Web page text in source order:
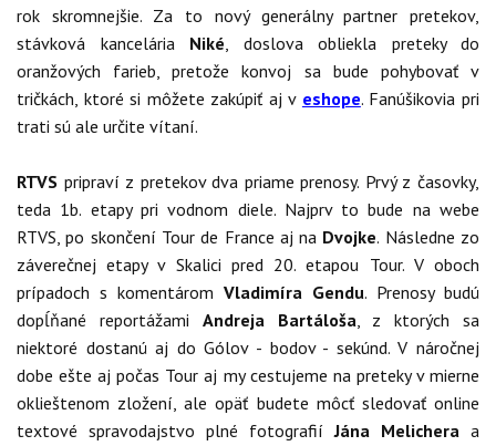
rok skromnejšie. Za to nový generálny partner pretekov,
stávková kancelária Niké, doslova obliekla preteky do
oranžových farieb, pretože konvoj sa bude pohybovať v
tričkách, ktoré si môžete zakúpiť aj v eshope. Fanúšikovia pri
trati sú ale určite vítaní.
RTVS pripraví z pretekov dva priame prenosy. Prvý z časovky,
teda 1b. etapy pri vodnom diele. Najprv to bude na webe
RTVS, po skončení Tour de France aj na Dvojke. Následne zo
záverečnej etapy v Skalici pred 20. etapou Tour. V oboch
prípadoch s komentárom Vladimíra Gendu. Prenosy budú
dopĺňané reportážami Andreja Bartáloša, z ktorých sa
niektoré dostanú aj do Gólov - bodov - sekúnd. V náročnej
dobe ešte aj počas Tour aj my cestujeme na preteky v mierne
oklieštenom zložení, ale opäť budete môcť sledovať online
textové spravodajstvo plné fotografiíJána Melichera a